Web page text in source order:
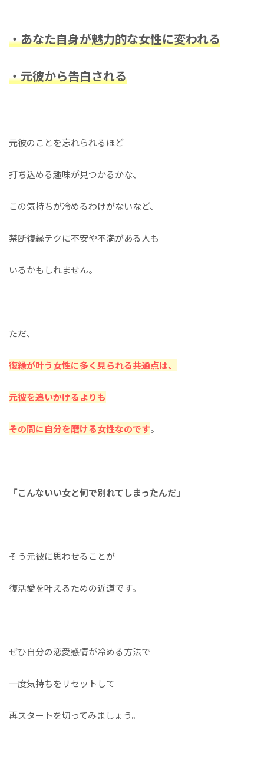
・あなた自身が魅力的な女性に変われる
・元彼から告白される
元彼のことを忘れられるほど
打ち込める趣味が見つかるかな、
この気持ちが冷めるわけがないなど、
禁断復縁テクに不安や不満がある人も
いるかもしれません。
ただ、
復縁が叶う女性に多く見られる共通点は、
元彼を追いかけるよりも
その間に自分を磨ける女性なのです。
「こんないい女と何で別れてしまったんだ」
そう元彼に思わせることが
復活愛を叶えるための近道です。
ぜひ自分の恋愛感情が冷める方法で
一度気持ちをリセットして
再スタートを切ってみましょう。